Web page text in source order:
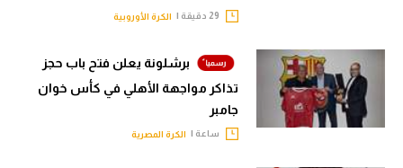
الكرة الأوروبية
برشلونة يعلن فتح باب حجز
تذاكر مواجهة الأهلي في كأس خوان
جامبر
ساعة | الكرة المصرية